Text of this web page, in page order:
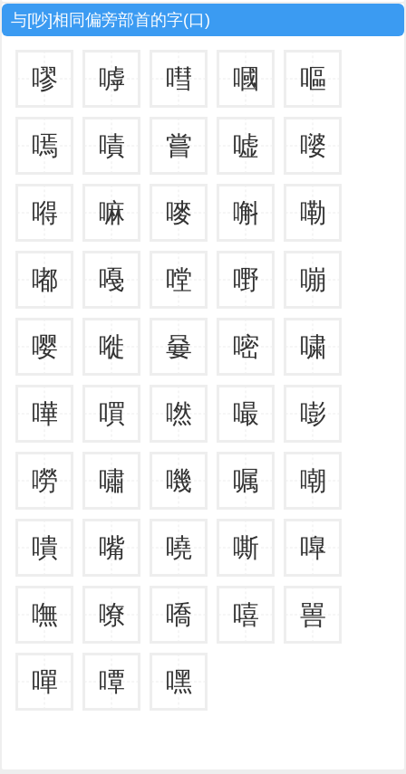
与[吵]相同偏旁部首的字(口)
嘐 嘑 嘒 嘓 嘔
嘕 嘖 嘗 嘘 嘙
嘚 嘛 嘜 嘝 嘞
嘟 嘠 嘡 嘢 嘣
嘤 嘥 嘦 嘧 嘨
嘩 嘪 嘫 嘬 嘭
嘮 嘯 嘰 嘱 嘲
嘳 嘴 嘵 嘶 嘷
嘸 嘹 嘺 嘻 嘼
嘽 嘾 嘿